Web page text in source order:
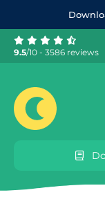
9.5/10 - 3586 reviews